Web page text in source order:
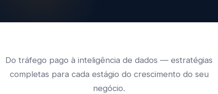
Do tráfego pago à inteligência de dados — estratégias
completas para cada estágio do crescimento do seu
negócio.